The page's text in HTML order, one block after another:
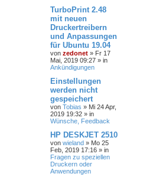
TurboPrint 2.48
mit neuen
Druckertreibern
und Anpassungen
für Ubuntu 19.04
von zedonet » Fr 17
Mai, 2019 09:27 » in
Ankündigungen
Einstellungen
werden nicht
gespeichert
von Tobias » Mi 24 Apr,
2019 19:32 » in
Wünsche, Feedback
HP DESKJET 2510
von wieland » Mo 25
Feb, 2019 17:16 » in
Fragen zu speziellen
Druckern oder
Anwendungen